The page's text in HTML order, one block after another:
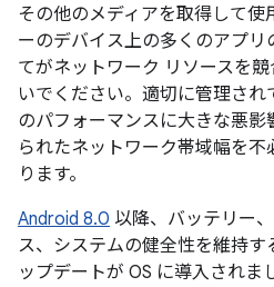
その他のメディアを取得して使
ーのデバイス上の多くのアプリ
てがネットワーク リソースを
いでください。適切に管理さ
のパフォーマンスに大きな悪
られたネットワーク帯域幅を
ります。
Android 8.0 以降、バッテリー
ス、システムの健全性を維持
ップデートが OS に導入され